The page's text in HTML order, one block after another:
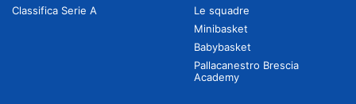
Classifica Serie A
Le squadre
Minibasket
Babybasket
Pallacanestro Brescia
Academy